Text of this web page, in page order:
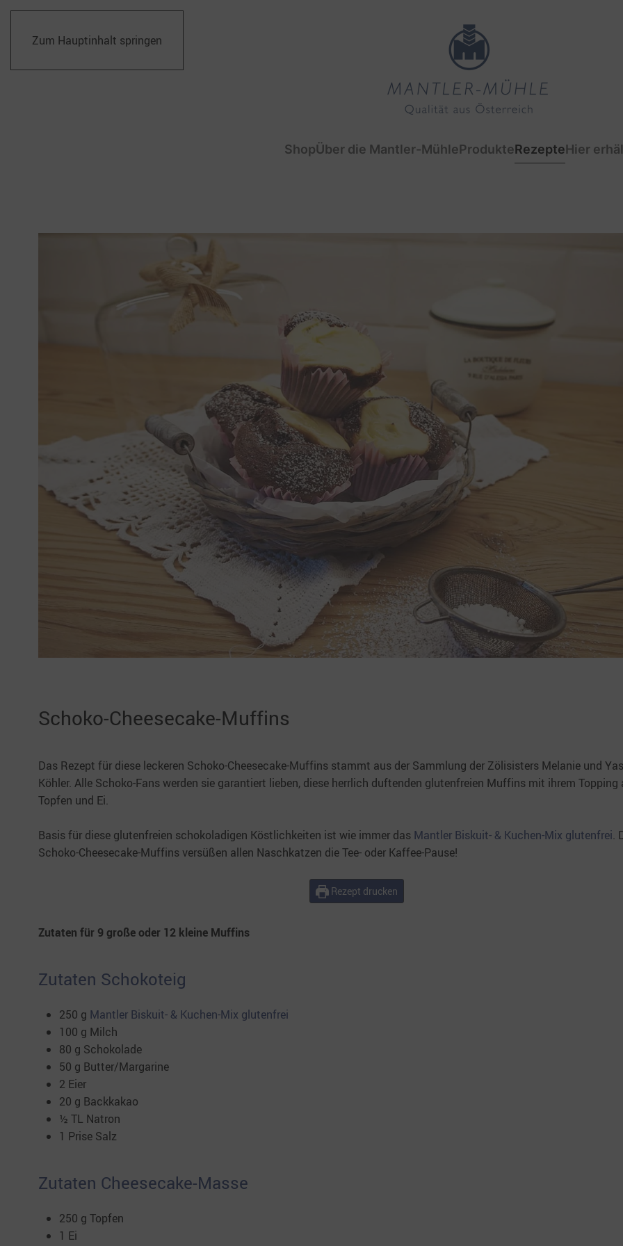
Zum Hauptinhalt springen
ShopÜber die Mantler-MühleProdukteRezepteHier
Schoko-Cheesecake-Muffins
Das Rezept für diese leckeren Schoko-Cheesecake-Muffins stammt aus der Sammlung der Zölisisters Melanie und
Köhler. Alle Schoko-Fans werden sie garantiert lieben, diese herrlich duftenden glutenfreien Muffins mit ihrem Topping
Topfen und Ei.
Basis für diese glutenfreien schokoladigen Köstlichkeiten ist wie immer das Mantler Biskuit- & Kuchen-Mix glutenfrei.
Schoko-Cheesecake-Muffins versüßen allen Naschkatzen die Tee- oder Kaffee-Pause!
Rezept drucken
Zutaten für 9 große oder 12 kleine Muffins
Zutaten Schokoteig
250 g Mantler Biskuit- & Kuchen-Mix glutenfrei
100 g Milch
80 g Schokolade
50 g Butter/Margarine
2 Eier
20 g Backkakao
½ TL Natron
1 Prise Salz
Zutaten Cheesecake-Masse
250 g Topfen
1 Ei